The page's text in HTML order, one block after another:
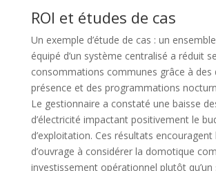
ROI et études de cas
Un exemple d’étude de cas : un
équipé d’un système centralisé a réduit
consommations communes grâce à des
présence et des programmations
Le gestionnaire a constaté une baisse
d’électricité impactant positivement le
d’exploitation. Ces résultats
d’ouvrage à considérer la domotique
investissement opérationnel plutôt qu’un